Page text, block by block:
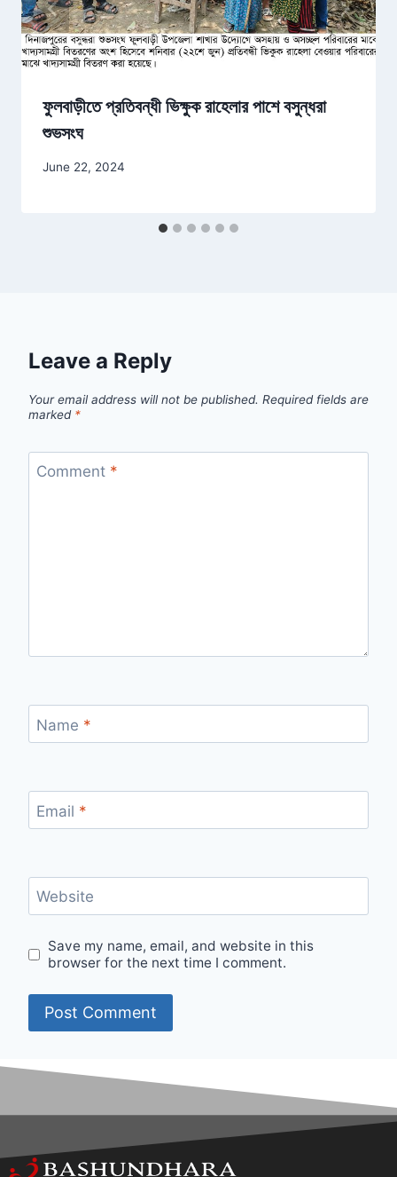
ফুলবাড়ীতে প্রতিবন্ধী ভিক্ষুক রাহেলার পাশে বসুন্ধরা
শুভসংঘ
June 22, 2024
Leave a Reply
Your email address will not be published. Required fields are
marked *
Comment *
Name *
Email *
Website
Save my name, email, and website in this
browser for the next time I comment.